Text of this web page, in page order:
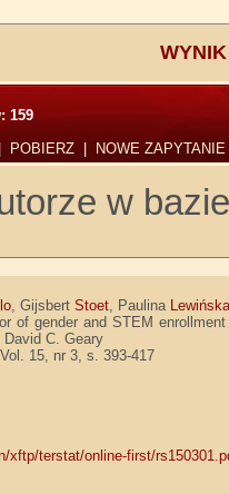
159
POBIERZ NOWE ZAPYTANIE
w
, GijsbertStoet, Paulina
of gender and STEM
C. Geary
15, nr 3, s. 393-417
xftp/terstat/online-first/